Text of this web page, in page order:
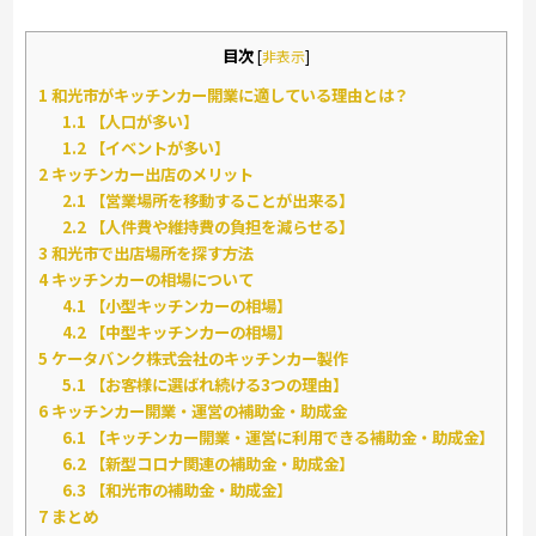
目次[非表示]
1 和光市がキッチンカー開業に適している理由とは？
1.1 【人口が多い】
1.2 【イベントが多い】
2 キッチンカー出店のメリット
2.1 【営業場所を移動することが出来る】
2.2 【人件費や維持費の負担を減らせる】
3 和光市で出店場所を探す方法
4キッチンカーの相場について
4.1 【小型キッチンカーの相場】
4.2 【中型キッチンカーの相場】
5 ケータバンク株式会社のキッチンカー製作
5.1 【お客様に選ばれ続ける3つの理由】
6 キッチンカー開業・運営の補助金・助成金
6.1 【キッチンカー開業・運営に利用できる補助金・助成金】
6.2 【新型コロナ関連の補助金・助成金】
6.3 【和光市の補助金・助成金】
7 まとめ